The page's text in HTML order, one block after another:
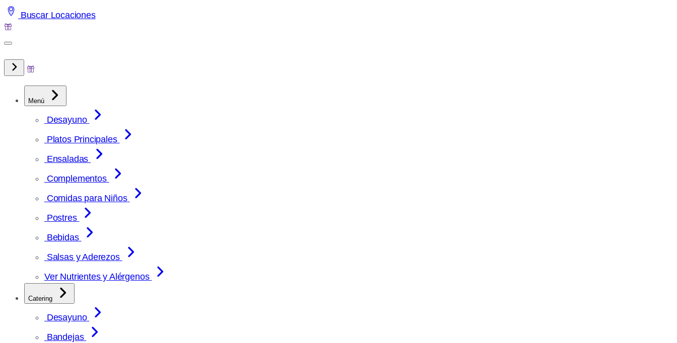
Saltar
al
Buscar Locaciones
Menú
Desayuno
Platos Principales
Ensaladas
Complementos
Comidas para Niños
Postres
Bebidas
Salsas y Aderezos
Ver Nutrientes y Alérgenos
Catering
Desayuno
Bandejas